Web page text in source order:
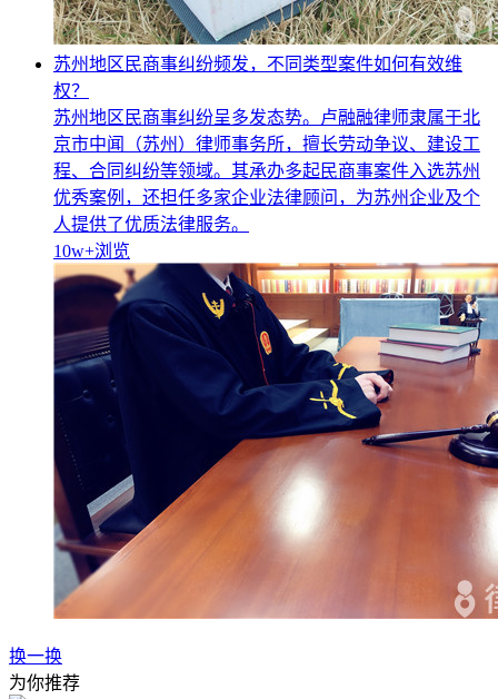
苏州地区民商事纠纷频发，不同类型案件如何有效维
权？
苏州地区民商事纠纷呈多发态势。卢融融律师隶属于北
京市中闻（苏州）律师事务所，擅长劳动争议、建设工
程、合同纠纷等领域。其承办多起民商事案件入选苏州
优秀案例，还担任多家企业法律顾问，为苏州企业及个
人提供了优质法律服务。
10w+浏览
换一换
为你推荐